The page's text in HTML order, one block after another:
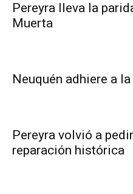
Pereyra lleva la
Muerta
Neuquén adhiere a
Pereyra volvió a
reparación histórica